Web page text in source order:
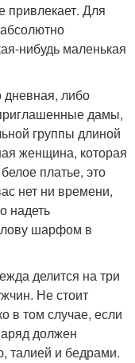
привлекает. Для
нибудь маленькая
дневная, либо
дамы,
группы длиной
женщина, которая
платье, это
нет ни времени,
надеть
шарфом в
делится на три
Не стоит
в том случае, если
должен
талией и бедрами.